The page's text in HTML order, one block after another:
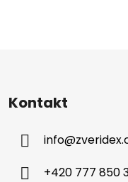
Kontakt
info@
+420 777 850